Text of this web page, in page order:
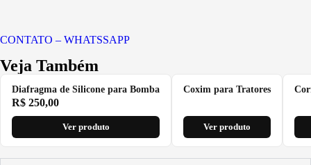
CONTATO – WHATSSAPP
Veja Também
Diafragma de Silicone para Bomba
R$ 250,00
Ver produto
Coxim para Tratores
Ver produto